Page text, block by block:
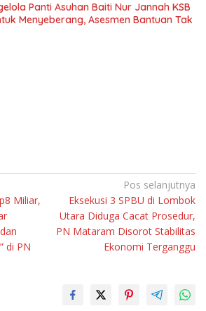
Panti Asuhan Baiti Nur Jannah KSB
Menyeberang, Asesmen Bantuan Tak
Miliar,
di PN
Pos selanjutnya
Eksekusi 3 SPBU di Lombok
Utara Diduga Cacat Prosedur,
PN Mataram Disorot Stabilitas
Ekonomi Terganggu